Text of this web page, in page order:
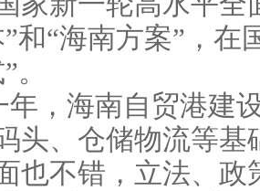
和“海南方案”，在
年，海南自贸港建
头、仓储物流等基
也不错，立法、政